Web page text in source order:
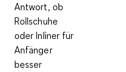
Antwort, ob
Rollschuhe
oder Inliner für
Anfänger
besser